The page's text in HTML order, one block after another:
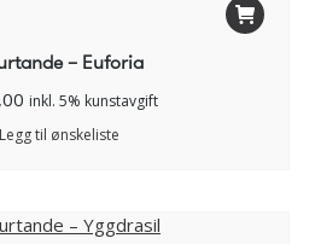
– Euforia
inkl. 5% kunstavgift
Legg til ønskeliste